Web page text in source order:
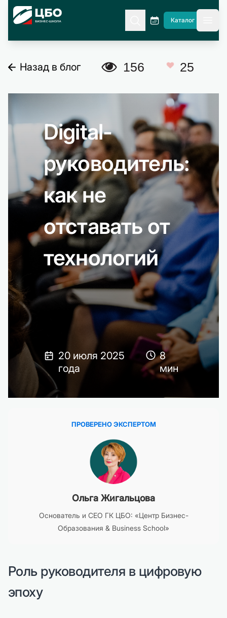
CBO
Каталог
Назад в блог A 156 C 25
Digital-
руководитель:
как не
отставать от
технологий
20 июля 2025
года
8
мин
ПРОВЕРЕНО ЭКСПЕРТОМ
Ольга Жигальцова
Основатель и CEO ГК ЦБО: «Центр Бизнес-
Образования & Business School»
Роль руководителя в цифровую
эпоху